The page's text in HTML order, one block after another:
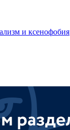
и ксенофобия